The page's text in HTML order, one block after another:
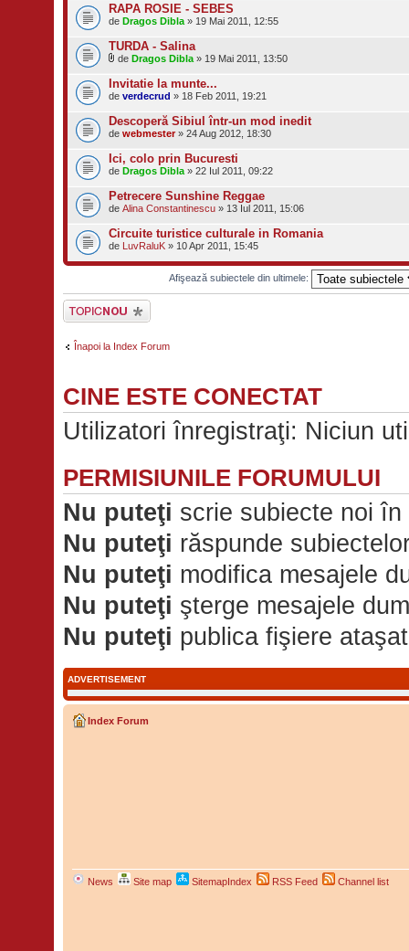
RAPA ROSIE - SEBES
de Dragos Dibla» 19 Mai 2011, 12:55
TURDA - Salina
de Dragos Dibla» 19 Mai 2011, 13:50
Invitatie la munte...
de verdecrud » 18 Feb 2011, 19:21
Descoperă Sibiul într-un mod inedit
de webmester» 24 Aug 2012, 18:30
Ici, colo prin Bucuresti
de Dragos Dibla» 22 Iul 2011, 09:22
Petrecere Sunshine Reggae
de Alina Constantinescu» 13 Iul 2011, 15:06
Circuite turistice culturale in Romania
de LuvRaluK» 10 Apr 2011, 15:45
Afişează subiectele din ultimele:
Scrie un subiect
nou
Înapoi la Index Forum
CINE ESTE CONECTAT
Utilizatori înregistraţi: Niciun
PERMISIUNILE FORUMULUI
Nu puteţi scrie subiecte noi
Nu puteţi răspunde
Nu puteţi modifica mesajele
Nu puteţi şterge mesajele
Nu puteţi publica fişiere
ADVERTISEMENT
Index Forum
News Site map SitemapIndex RSS Feed Channel list